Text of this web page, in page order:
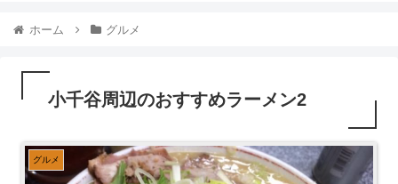
ホーム グルメ
小千谷周辺のおすすめラーメン2
グルメ